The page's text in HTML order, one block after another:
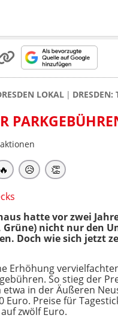
LOKAL
🔥 😥 👏
hatte vor zwei
Grüne) nicht nur den
Doch wie sich jetzt
Erhöhung
So stieg der
etwa in der Äußeren
Euro. Preise für
zwölf Euro.